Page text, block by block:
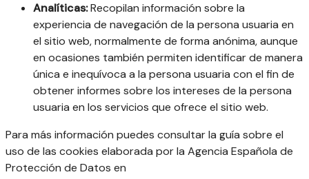
Analíticas:Recopilan información sobre la
experiencia de navegación de la persona usuaria en
el sitio web, normalmente de forma anónima, aunque
en ocasiones también permiten identificar de manera
única e inequívoca a la persona usuaria con el fin de
obtener informes sobre los intereses de la persona
usuaria en los servicios que ofrece el sitio web.
Para más información puedes consultar la guía sobre el
uso de las cookies elaborada por la Agencia Española de
Protección de Datos en